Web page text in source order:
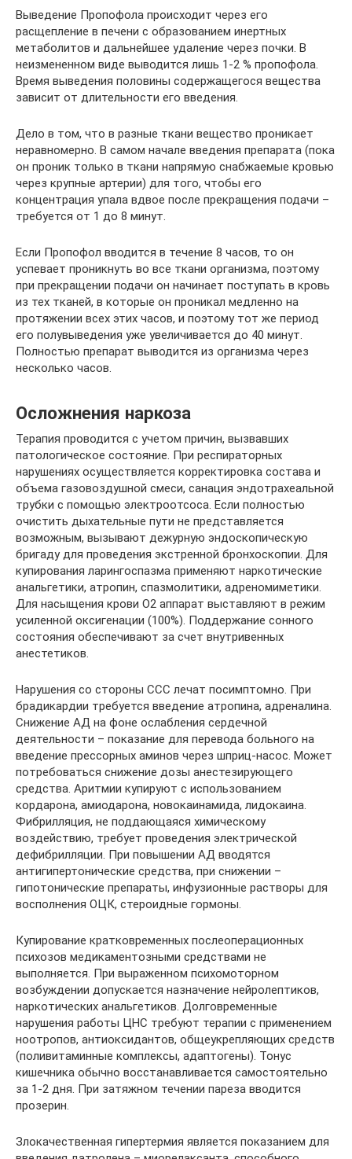
Выведение Пропофола происходит через его
расщепление в печени с образованием инертных
метаболитов и дальнейшее удаление через почки. В
неизмененном виде выводится лишь 1-2 % пропофола.
Время выведения половины содержащегося вещества
зависит от длительности его введения.
Дело в том, что в разные ткани вещество проникает
неравномерно. В самом начале введения препарата (пока
он проник только в ткани напрямую снабжаемые кровью
через крупные артерии) для того, чтобы его
концентрация упала вдвое после прекращения подачи –
требуется от 1 до 8 минут.
Если Пропофол вводится в течение 8 часов, то он
успевает проникнуть во все ткани организма, поэтому
при прекращении подачи он начинает поступать в кровь
из тех тканей, в которые он проникал медленно на
протяжении всех этих часов, и поэтому тот же период
его полувыведения уже увеличивается до 40 минут.
Полностью препарат выводится из организма через
несколько часов.
Осложнения наркоза
Терапия проводится с учетом причин, вызвавших
патологическое состояние. При респираторных
нарушениях осуществляется корректировка состава и
объема газовоздушной смеси, санация эндотрахеальной
трубки с помощью электроотсоса. Если полностью
очистить дыхательные пути не представляется
возможным, вызывают дежурную эндоскопическую
бригаду для проведения экстренной бронхоскопии. Для
купирования ларингоспазма применяют наркотические
анальгетики, атропин, спазмолитики, адреномиметики.
Для насыщения крови O2 аппарат выставляют в режим
усиленной оксигенации (100%). Поддержание сонного
состояния обеспечивают за счет внутривенных
анестетиков.
Нарушения со стороны ССС лечат посимптомно. При
брадикардии требуется введение атропина, адреналина.
Снижение АД на фоне ослабления сердечной
деятельности – показание для перевода больного на
введение прессорных аминов через шприц-насос. Может
потребоваться снижение дозы анестезирующего
средства. Аритмии купируют с использованием
кордарона, амиодарона, новокаинамида, лидокаина.
Фибрилляция, не поддающаяся химическому
воздействию, требует проведения электрической
дефибрилляции. При повышении АД вводятся
антигипертонические средства, при снижении –
гипотонические препараты, инфузионные растворы для
восполнения ОЦК, стероидные гормоны.
Купирование кратковременных послеоперационных
психозов медикаментозными средствами не
выполняется. При выраженном психомоторном
возбуждении допускается назначение нейролептиков,
наркотических анальгетиков. Долговременные
нарушения работы ЦНС требуют терапии с применением
ноотропов, антиоксидантов, общеукрепляющих средств
(поливитаминные комплексы, адаптогены). Тонус
кишечника обычно восстанавливается самостоятельно
за 1-2 дня. При затяжном течении пареза вводится
прозерин.
Злокачественная гипертермия является показанием для